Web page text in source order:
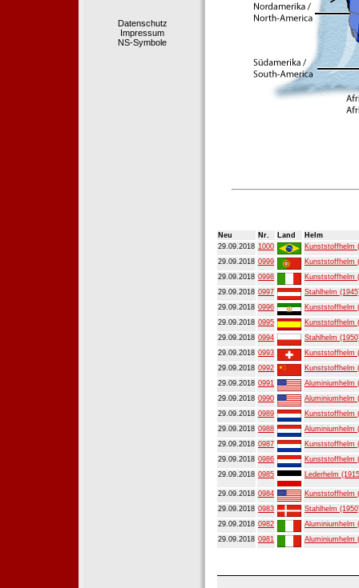
Datenschutz
Impressum
NS-Symbole
Neu Nr. Land
Helm
29.09.2018 1000
Kunststoffhelm
29.09.2018 0999
Kunststoffhelm
29.09.2018 0998
Kunststoffhelm
29.09.2018 0997
Stahlhelm
29.09.2018 0996
Kunststoffhelm
29.09.2018 0995
Kunststoffhelm
29.09.2018 0994
Stahlhelm
29.09.2018 0993
Kunststoffhelm
29.09.2018 0992
Kunststoffhelm
29.09.2018 0991
Aluminiumhelm
29.09.2018 0990
Aluminiumhelm
29.09.2018 0989
Kunststoffhelm
29.09.2018 0988
Aluminiumhelm
29.09.2018 0987
Kunststoffhelm
29.09.2018 0986
Kunststoffhelm
29.09.2018 0985 Lederhelm
29.09.2018 0984
Kunststoffhelm
29.09.2018 0983
Stahlhelm
29.09.2018 0982
Aluminiumhelm
29.09.2018 0981 Aluminiumhelm